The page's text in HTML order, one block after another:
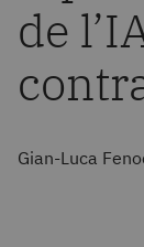
Gian-Luca
de